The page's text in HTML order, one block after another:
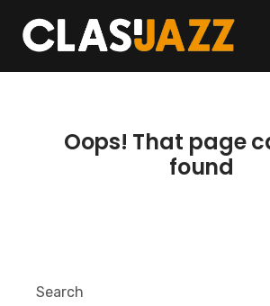
content
404
Oops! That page
found